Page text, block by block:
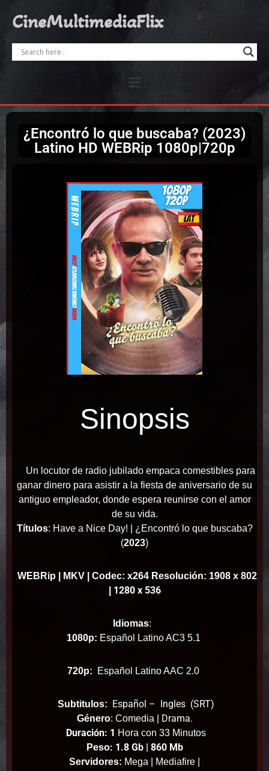
CineMultimediaFlix
¿Encontró lo que buscaba? (2023)
Latino HD WEBRip 1080p|720p
Sinopsis
Un locutor de radio jubilado empaca comestibles para
ganar dinero para asistir a la fiesta de aniversario de su
antiguo empleador, donde espera reunirse con el amor
de su vida.
Títulos: Have a Nice Day! | ¿Encontró lo que buscaba?
(2023)
WEBRip
| MKV | Codec: x264 Resolución: 1908 x 802
1280 x 536
Idiomas:
1080p: Español Latino AC3 5.1
720p: Español Latino AAC 2.0
Subtitulos: Español – Ingles (SRT)
Género: Comedia |
Drama.
Duración: 1 Hora con 33 Minutos
Peso: 1.8 Gb | 860 Mb
Servidores: Mega | Mediafire |